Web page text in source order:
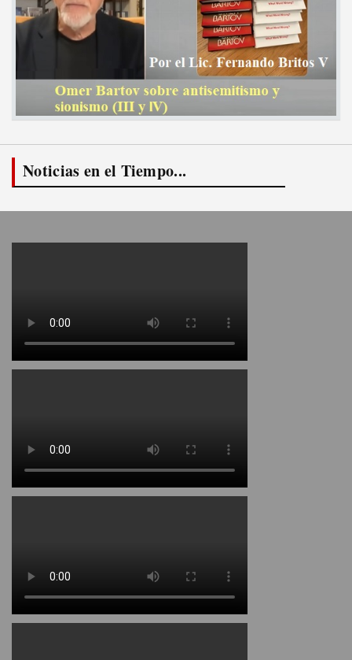
Noticias en el Tiempo...